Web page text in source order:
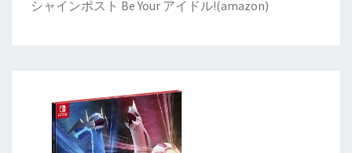
シャインポスト Be Your アイドル!(amazon)